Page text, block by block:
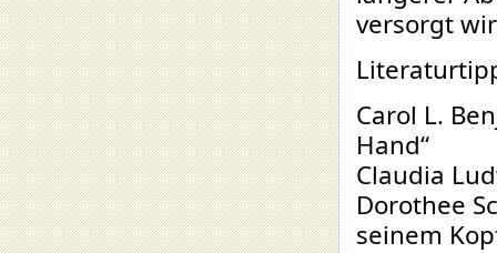
versorgt
Carol L.
Hand“
Claudia
Dorothee
seinem